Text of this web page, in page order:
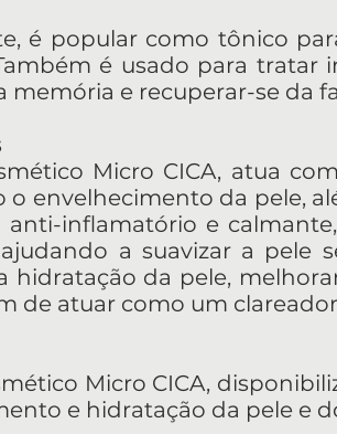
é popular como tônico
é usado para tratar
memória e recuperar-se da
Micro CICA, atua
o envelhecimento da pele,
anti-inflamatório e
a suavizar a pele
hidratação da pele,
de atuar como um
Micro CICA,
e hidratação da pele e